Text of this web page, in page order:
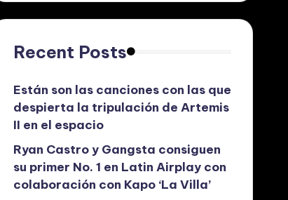
Recent Posts
Están son las canciones con las que
despierta la tripulación de Artemis
II en el espacio
Ryan Castro y Gangsta consiguen
su primer No. 1 en Latin Airplay con
colaboración con Kapo ‘La Villa’